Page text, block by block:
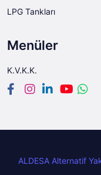
LPG Tankları
Menüler
K.V.K.K.
ALDESA Alternatif